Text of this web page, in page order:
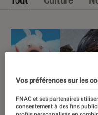
Vos préférences sur les
FNAC et ses partenaires
consentement à des fins